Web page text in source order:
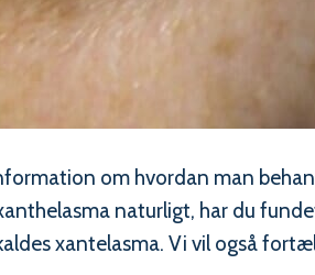
om hvordan man
naturligt, har du
xantelasma. Vi vil også